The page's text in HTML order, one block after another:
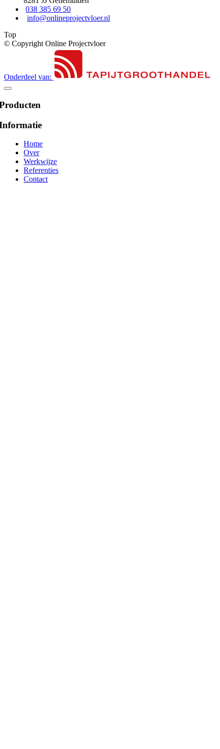
038 385 69 50
info@onlineprojectvloer.nl
Top
© Copyright Online Projectvloer
Onderdeel van:
Home
Over
Werkwijze
Referenties
Contact